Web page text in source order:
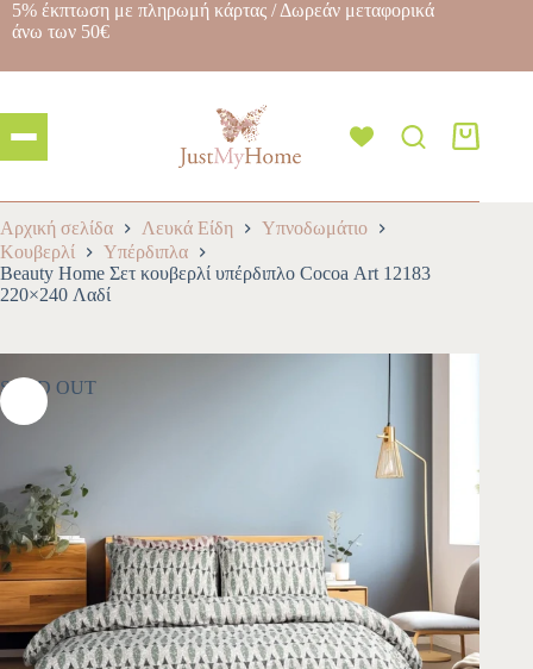
5% έκπτωση με πληρωμή κάρτας / Δωρεάν μεταφορικά
άνω των 50€
Αρχική σελίδα Λευκά Είδη
Υπνοδωμάτιο
Κουβερλί
Yπέρδιπλα
Beauty Home Σετ κουβερλί υπέρδιπλο Cocoa Αrt 12183
220×240 Λαδί
SOLD OUT